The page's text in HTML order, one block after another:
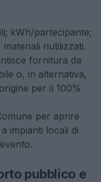
kWh/partecipante;
materiali riutilizzati.
fornitura da
o, in alternativa,
per il 100%
per aprire
impianti locali di
pubblico e